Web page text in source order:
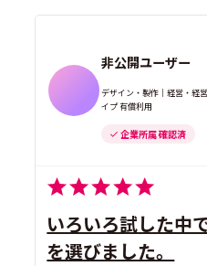
非公開ユーザー
デザイン・製作｜経営・経
イプ 有償利用
企業所属 確認済
いろいろ試した中
を選びました。